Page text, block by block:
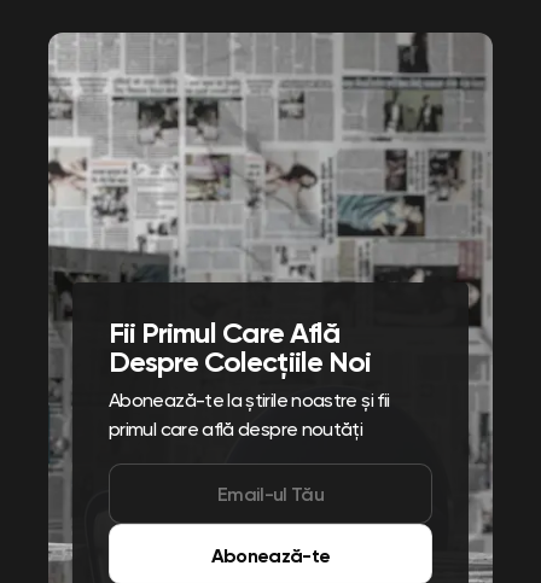
Fii Primul Care Află
Despre Colecțiile Noi
Abonează-te la știrile noastre și fii
primul care află despre noutăți
Abonează-te